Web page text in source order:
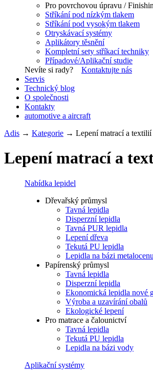
Pro povrchovou úpravu /
Stříkání pod nízkým tlakem
Stříkání pod vysokým tlakem
Otryskávací systémy
Aplikátory těsnění
Kompletní sety stříkací techniky
Případové/Aplikační studie
Nevíte si rady? Kontaktujte nás
Servis
Technický blog
O společnosti
Kontakty
automotive a aircraft
Adis → Kategorie → Lepení matrací a textilií
Lepení matrací a
Nabídka lepidel
Dřevařský průmysl
Tavná lepidla
Disperzní lepidla
Tavná PUR lepidla
Lepení dřeva
Tekutá PU lepidla
Lepidla na bázi metalocenu
Papírenský průmysl
Tavná lepidla
Disperzní lepidla
Ekonomická lepidla nové
Výroba a uzavírání obalů
Ekologické lepení
Pro matrace a čalounictví
Tavná lepidla
Tekutá PU lepidla
Lepidla na bázi vody
Aplikační systémy